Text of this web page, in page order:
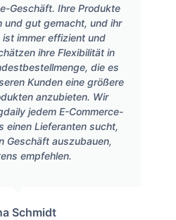
Geschäft. Ihre Produkte
und gut gemacht, und ihr
immer effizient und
ihre Flexibilität in
die es
Kunden eine größere
anzubieten. Wir
jedem E-Commerce-
einen Lieferanten sucht,
Geschäft auszubauen,
empfehlen.
Schmidt